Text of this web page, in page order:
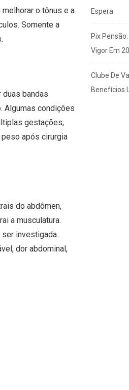
o tônus e a
Somente a
bandas
Algumas condições
gestações,
após cirurgia
do abdômen,
a musculatura.
investigada.
dor abdominal,
Espera
Pix
Vigor Em
Clube De
Benefícios